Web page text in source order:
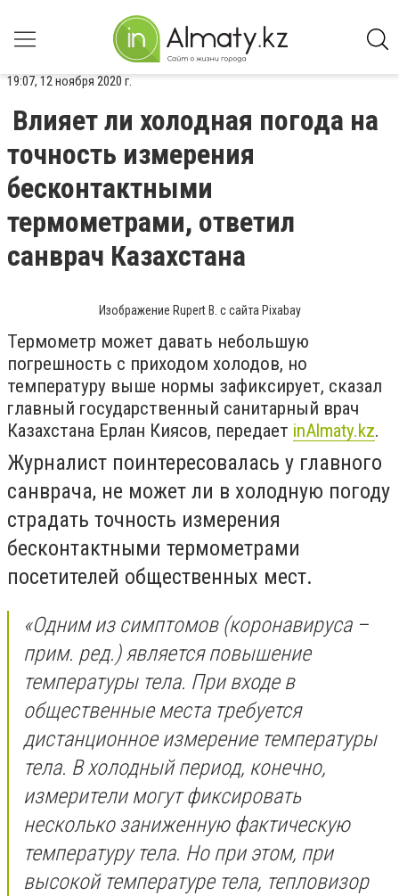
19:07, 12 ноября 2020 г.
Влияет ли холодная погода на
точность измерения
бесконтактными
термометрами, ответил
санврач Казахстана
Изображение Rupert B. с сайта Pixabay
Термометр может давать небольшую
погрешность с приходом холодов, но
температуру выше нормы зафиксирует, сказал
главный государственный санитарный врач
Казахстана Ерлан Киясов, передает inAlmaty.kz.
Журналист поинтересовалась у главного
санврача, не может ли в холодную погоду
страдать точность измерения
бесконтактными термометрами
посетителей общественных мест.
«Одним из симптомов (коронавируса –
прим. ред.)является повышение
температуры тела. При входе в
общественные места требуется
дистанционное измерение температуры
тела. В холодный период, конечно,
измерители могут фиксировать
несколько заниженную фактическую
температуру тела. Но при этом, при
высокой температуре тела, тепловизор